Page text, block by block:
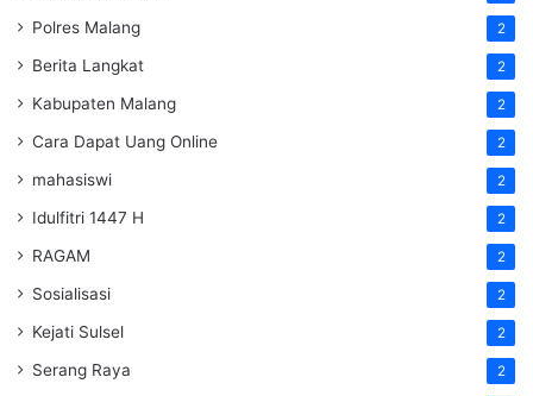
Polres Malang 2
Berita Langkat 2
Kabupaten Malang 2
Cara Dapat Uang Online 2
mahasiswi 2
Idulfitri 1447 H 2
RAGAM 2
Sosialisasi 2
Kejati Sulsel 2
Serang Raya 2